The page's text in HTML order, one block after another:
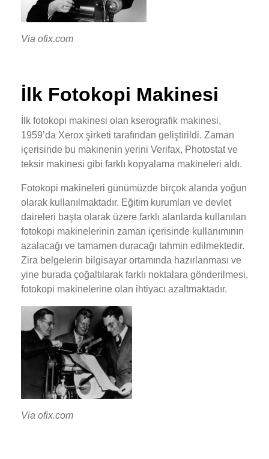
Via ofix.com
İlk Fotokopi Makinesi
İlk fotokopi makinesi olan kserografik makinesi,
1959’da Xerox şirketi tarafından geliştirildi. Zaman
içerisinde bu makinenin yerini Verifax, Photostat ve
teksir makinesi gibi farklı kopyalama makineleri aldı.
Fotokopi makineleri günümüzde birçok alanda yoğun
olarak kullanılmaktadır. Eğitim kurumları ve devlet
daireleri başta olarak üzere farklı alanlarda kullanılan
fotokopi makinelerinin zaman içerisinde kullanımının
azalacağı ve tamamen duracağı tahmin edilmektedir.
Zira belgelerin bilgisayar ortamında hazırlanması ve
yine burada çoğaltılarak farklı noktalara gönderilmesi,
fotokopi makinelerine olan ihtiyacı azaltmaktadır.
Via ofix.com